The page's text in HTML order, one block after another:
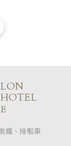
鐵、接駁車